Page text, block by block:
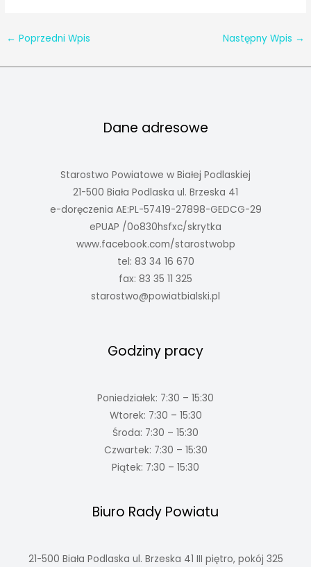
← Poprzedni Wpis Następny Wpis →
Dane adresowe
Starostwo Powiatowe w Białej Podlaskiej
21-500 Biała Podlaska ul. Brzeska 41
e-doręczenia AE:PL-57419-27898-GEDCG-29
ePUAP /0o830hsfxc/skrytka
www.facebook.com/starostwobp
tel: 83 34 16 670
fax: 83 35 11 325
starostwo@powiatbialski.pl
Godziny pracy
Poniedziałek: 7:30 – 15:30
Wtorek: 7:30 – 15:30
Środa: 7:30 – 15:30
Czwartek: 7:30 – 15:30
Piątek: 7:30 – 15:30
Biuro Rady Powiatu
21-500 Biała Podlaska ul. Brzeska 41 III piętro, pokój 325